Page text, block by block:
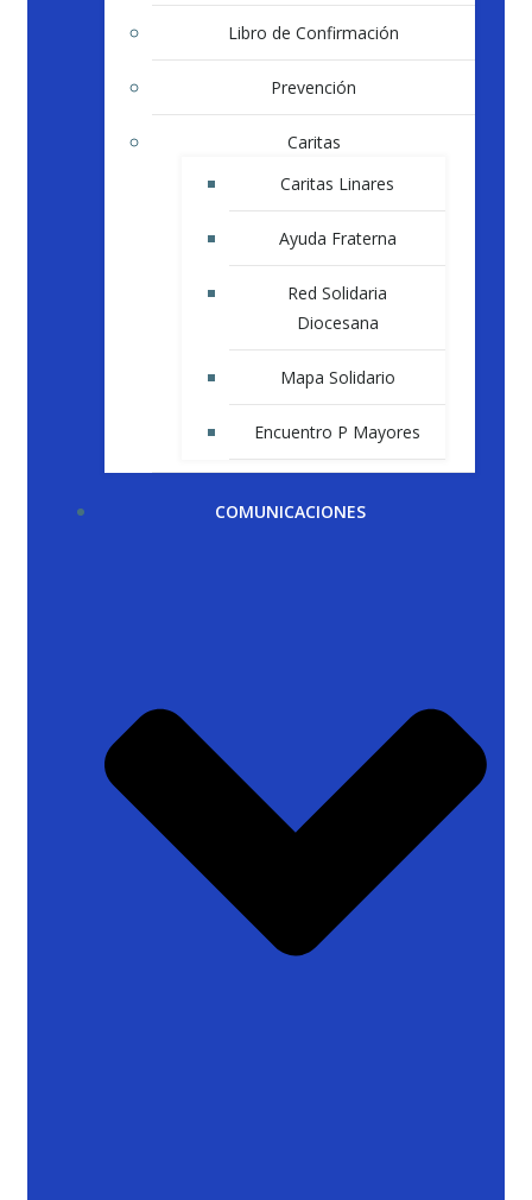
Libro de Confirmación
Prevención
Caritas
Caritas Linares
Ayuda Fraterna
Red Solidaria
Diocesana
Mapa Solidario
Encuentro P Mayores
COMUNICACIONES